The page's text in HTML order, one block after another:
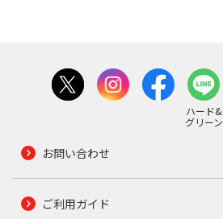
ハード&
グリーン
お問い合わせ
ご利用ガイド